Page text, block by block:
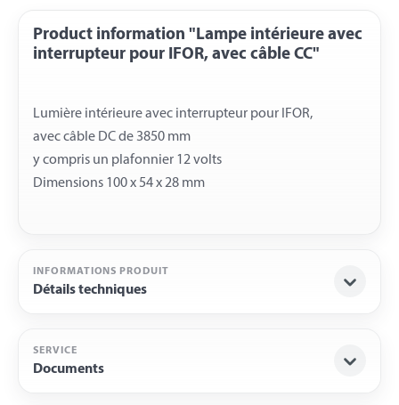
Product information "Lampe intérieure avec
interrupteur pour IFOR, avec câble CC"
Lumière intérieure avec interrupteur pour IFOR,
avec câble DC de 3850 mm
y compris un plafonnier 12 volts
INFORMATIONS PRODUIT
Détails techniques
SERVICE
Documents